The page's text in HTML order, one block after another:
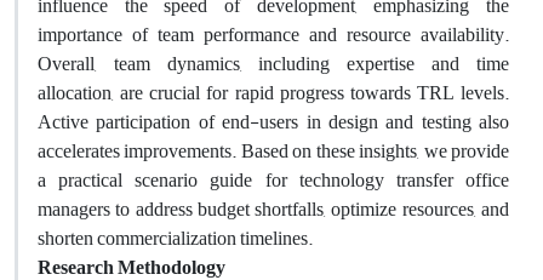
importance of team performance and resource availability.
Overall, team dynamics, including expertise and time
allocation, are crucial for rapid progress towards TRL levels.
Active participation of end-users in design and testing also
accelerates improvements. Based on these insights, we provide
a practical scenario guide for technology transfer office
managers to address budget shortfalls, optimize resources, and
shorten commercialization timelines.
Research Methodology